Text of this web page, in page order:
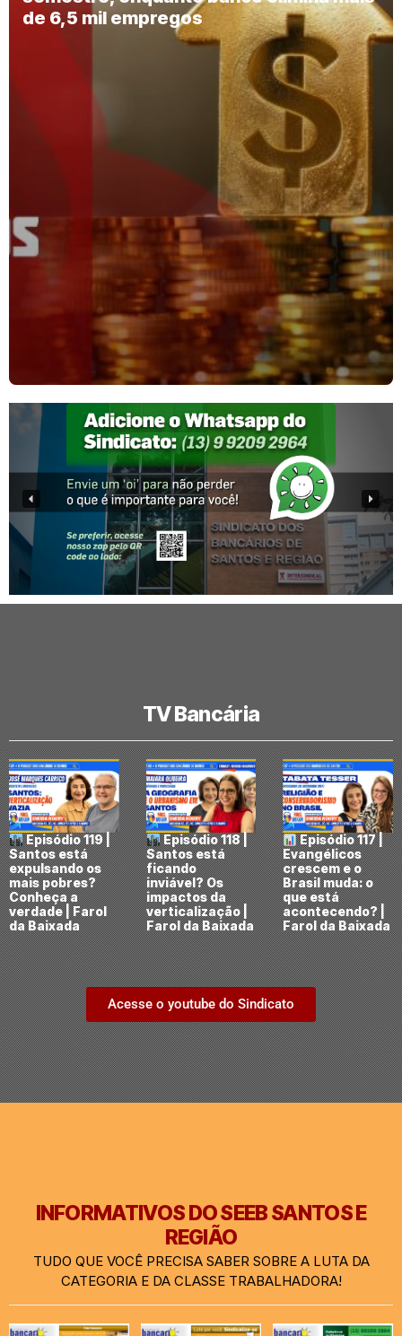
de 6,5 mil empregos
TV Bancária
Episódio 119 |
Santos está
expulsando os
mais pobres?
Conheça a
verdade | Farol
da Baixada
Episódio 118 |
Santos está
ficando
inviável? Os
impactos da
verticalização |
Farol da Baixada
Episódio 117 |
Evangélicos
crescem e o
Brasil muda: o
que está
acontecendo? |
Farol da Baixada
Acesse o youtube do Sindicato
INFORMATIVOS DO SEEB SANTOS E
REGIÃO
TUDO QUE VOCÊ PRECISA SABER SOBRE A LUTA DA
CATEGORIA E DA CLASSE TRABALHADORA!